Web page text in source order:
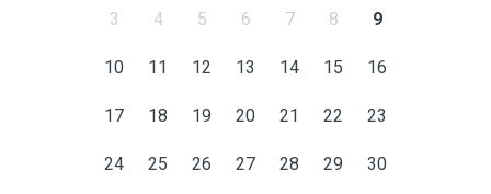
3 4 5 6 7 8 9
10 11 12 13 14 15 16
17 18 19 20 21 22 23
24 25 26 27 28 29 30